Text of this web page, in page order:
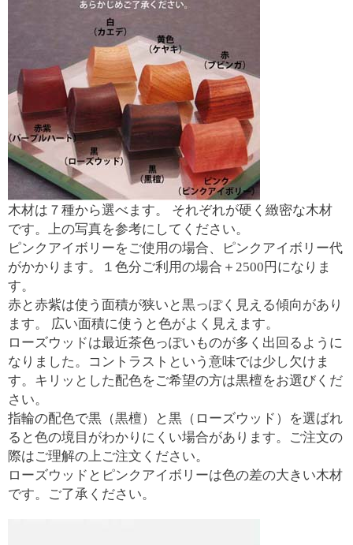
木材は７種から選べます。 それぞれが硬く緻密な木材
です。上の写真を参考にしてください。
ピンクアイボリーをご使用の場合、ピンクアイボリー代
がかかります。１色分ご利用の場合＋2500円になりま
す。
赤と赤紫は使う面積が狭いと黒っぽく見える傾向があり
ます。 広い面積に使うと色がよく見えます。
ローズウッドは最近茶色っぽいものが多く出回るように
なりました。コントラストという意味では少し欠けま
す。キリッとした配色をご希望の方は黒檀をお選びくだ
さい。
指輪の配色で黒（黒檀）と黒（ローズウッド）を選ばれ
ると色の境目がわかりにくい場合があります。ご注文の
際はご理解の上ご注文ください。
ローズウッドとピンクアイボリーは色の差の大きい木材
です。ご了承ください。